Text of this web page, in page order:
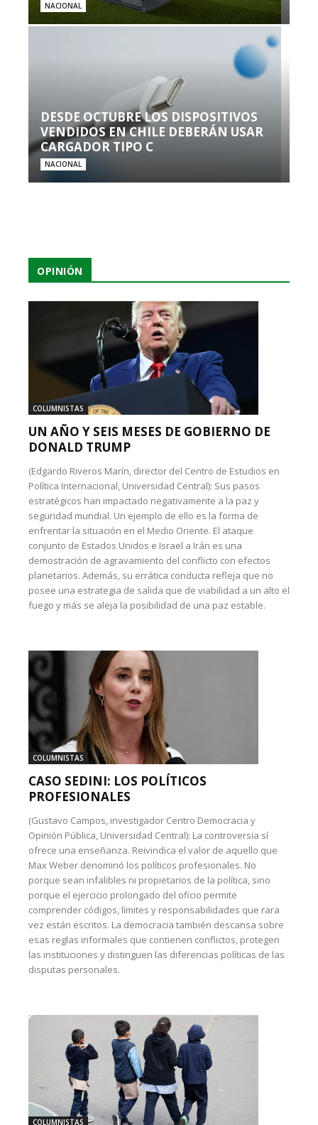
NACIONAL
DESDE OCTUBRE LOS DISPOSITIVOS
VENDIDOS EN CHILE DEBERÁN USAR
CARGADOR TIPO C
NACIONAL
OPINIÓN
COLUMNISTAS
UN AÑO Y SEIS MESES DE GOBIERNO DE
DONALD TRUMP
(Edgardo Riveros Marín, director del Centro de Estudios en
Política Internacional, Universidad Central): Sus pasos
estratégicos han impactado negativamente a la paz y
seguridad mundial. Un ejemplo de ello es la forma de
enfrentar la situación en el Medio Oriente. El ataque
conjunto de Estados Unidos e Israel a Irán es una
demostración de agravamiento del conflicto con efectos
planetarios. Además, su errática conducta refleja que no
posee una estrategia de salida que de viabilidad a un alto el
fuego y más se aleja la posibilidad de una paz estable.
COLUMNISTAS
CASO SEDINI: LOS POLÍTICOS
PROFESIONALES
(Gustavo Campos, investigador Centro Democracia y
Opinión Pública, Universidad Central): La controversia sí
ofrece una enseñanza. Reivindica el valor de aquello que
Max Weber denominó los políticos profesionales. No
porque sean infalibles ni propietarios de la política, sino
porque el ejercicio prolongado del oficio permite
comprender códigos, límites y responsabilidades que rara
vez están escritos. La democracia también descansa sobre
esas reglas informales que contienen conflictos, protegen
las instituciones y distinguen las diferencias políticas de las
disputas personales.
COLUMNISTAS